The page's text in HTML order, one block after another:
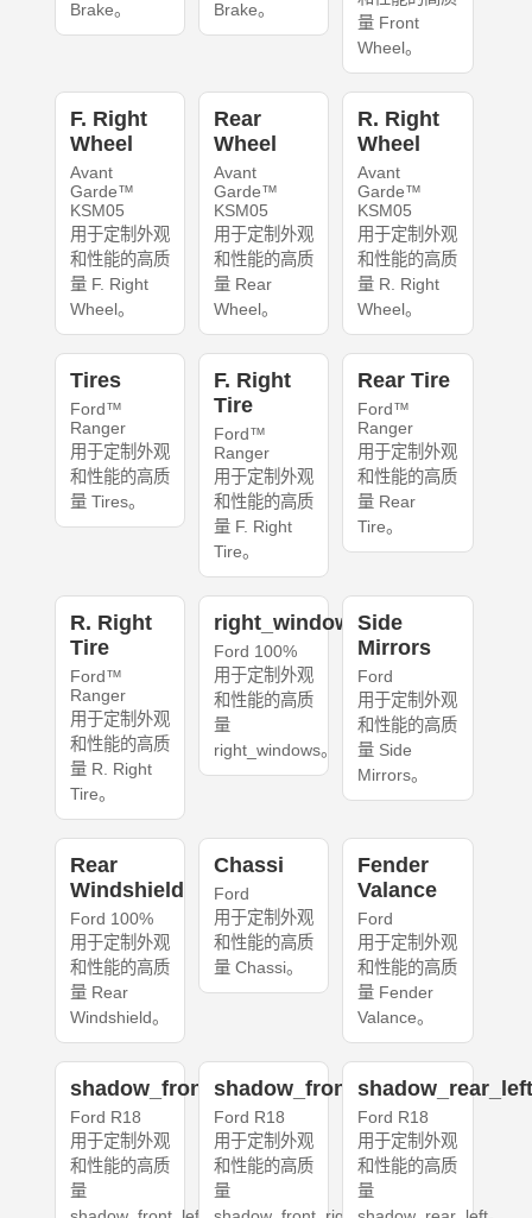
Brake。 Brake。
量 Front
Wheel。
F. Right
Wheel
Avant
Garde™
KSM05
用于定制外观
和性能的高质
量 F. Right
Wheel。
Rear
Wheel
Avant
Garde™
KSM05
用于定制外观
和性能的高质
量 Rear
Wheel。
R. Right
Wheel
Avant
Garde™
KSM05
用于定制外观
和性能的高质
量 R. Right
Wheel。
Tires
Ford™
Ranger
用于定制外观
和性能的高质
量 Tires。
F. Right
Tire
Ford™
Ranger
用于定制外观
和性能的高质
量 F. Right
Tire。
Rear Tire
Ford™
Ranger
用于定制外观
和性能的高质
量 Rear
Tire。
R. Right
Tire
Ford™
Ranger
用于定制外观
和性能的高质
量 R. Right
Tire。
right_windows
Ford 100%
用于定制外观
和性能的高质
量
right_windows。
Side
Mirrors
Ford
用于定制外观
和性能的高质
量 Side
Mirrors。
Rear
Windshield
Ford 100%
用于定制外观
和性能的高质
量 Rear
Windshield。
Chassi
Ford
用于定制外观
和性能的高质
量 Chassi。
Fender
Valance
Ford
用于定制外观
和性能的高质
量 Fender
Valance。
shadow_front_left
Ford R18
用于定制外观
和性能的高质
量
shadow_front_right
Ford R18
用于定制外观
和性能的高质
量
Ford R18
用于定制外观
和性能的高质
量